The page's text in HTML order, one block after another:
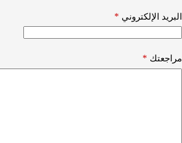
البريد الإلكتروني *
مراجعتك *